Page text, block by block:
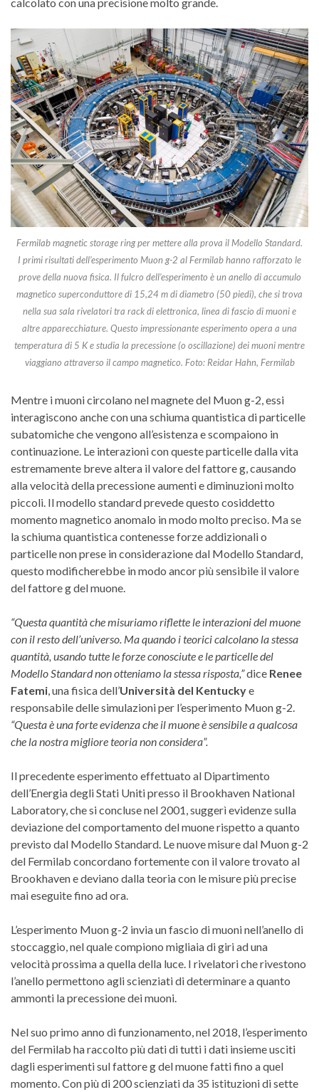
Fermilab magnetic storage ring per mettere alla prova il Modello Standard.
I primi risultati dell’esperimento Muon g-2 al Fermilab hanno rafforzato le
prove della nuova fisica. Il fulcro dell’esperimento è un anello di accumulo
magnetico superconduttore di 15,24 m di diametro (50 piedi), che si trova
nella sua sala rivelatori tra rack di elettronica, linea di fascio di muoni e
altre apparecchiature. Questo impressionante esperimento opera a una
temperatura di 5 K e studia la precessione (o oscillazione) dei muoni mentre
viaggiano attraverso il campo magnetico. Foto: Reidar Hahn, Fermilab
Mentre i muoni circolano nel magnete del Muon g-2, essi
interagiscono anche con una schiuma quantistica di particelle
subatomiche che vengono all’esistenza e scompaiono in
continuazione. Le interazioni con queste particelle dalla vita
estremamente breve altera il valore del fattore g, causando
alla velocità della precessione aumenti e diminuzioni molto
piccoli. Il modello standard prevede questo cosiddetto
momento magnetico anomalo in modo molto preciso. Ma se
la schiuma quantistica contenesse forze addizionali o
particelle non prese in considerazione dal Modello Standard,
questo modificherebbe in modo ancor più sensibile il valore
del fattore g del muone.
“Questa quantità che misuriamo riflette le interazioni del muone
con il resto dell’universo. Ma quando i teorici calcolano la stessa
quantità, usando tutte le forze conosciute e le particelle del
Modello Standard non otteniamo la stessa risposta,”dice Renee
Fatemi, una fisica dell’Università del Kentuckye
responsabile delle simulazioni per l’esperimento Muon g-2.
“Questa è una forte evidenza che il muone è sensibile a qualcosa
che la nostra migliore teoria non considera”.
Il precedente esperimento effettuato al Dipartimento
dell’Energia degli Stati Uniti presso il Brookhaven National
Laboratory, che si concluse nel 2001, suggerì evidenze sulla
deviazione del comportamento del muone rispetto a quanto
previsto dal Modello Standard. Le nuove misure dal Muon g-2
del Fermilab concordano fortemente con il valore trovato al
Brookhaven e deviano dalla teoria con le misure più precise
mai eseguite fino ad ora.
L’esperimento Muon g-2 invia un fascio di muoni nell’anello di
stoccaggio, nel quale compiono migliaia di giri ad una
velocità prossima a quella della luce. I rivelatori che rivestono
l’anello permettono agli scienziati di determinare a quanto
ammonti la precessione dei muoni.
Nel suo primo anno di funzionamento, nel 2018, l’esperimento
del Fermilab ha raccolto più dati di tutti i dati insieme usciti
dagli esperimenti sul fattore g del muone fatti fino a quel
momento. Con più di 200 scienziati da 35 istituzioni di sette